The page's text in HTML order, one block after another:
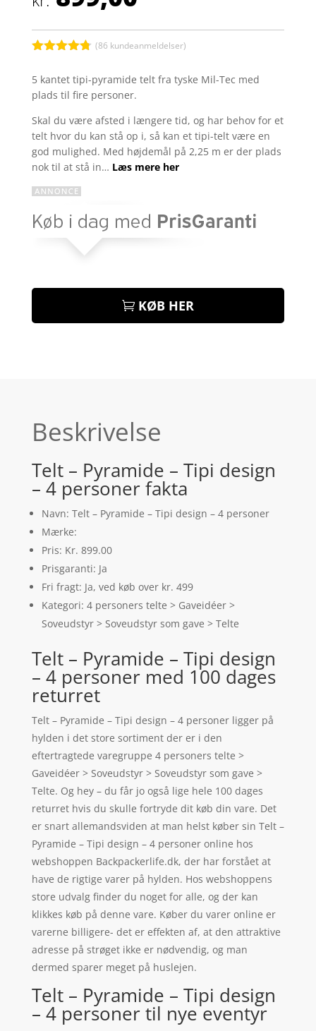
ud af 5
baseret på
mmelser
(86 kundeanmeldelser)
5 kantet tipi-pyramide telt fra tyske Mil-Tec med
plads til fire personer.
Skal du være afsted i længere tid, og har behov for et
telt hvor du kan stå op i, så kan et tipi-telt være en
god mulighed. Med højdemål på 2,25 m er der plads
nok til at stå in… Læs mere her
KØB HER
Beskrivelse
Telt – Pyramide – Tipi design
– 4 personer fakta
Navn: Telt – Pyramide – Tipi design – 4 personer
Mærke:
Pris: Kr. 899.00
Prisgaranti: Ja
Fri fragt: Ja, ved køb over kr. 499
Kategori: 4 personers telte > Gaveidéer >
Soveudstyr > Soveudstyr som gave > Telte
Telt – Pyramide – Tipi design
– 4 personer med 100 dages
returret
Telt – Pyramide – Tipi design – 4 personer ligger på
hylden i det store sortiment der er i den
eftertragtede varegruppe 4 personers telte >
Gaveidéer > Soveudstyr > Soveudstyr som gave >
Telte. Og hey – du får jo også lige hele 100 dages
returret hvis du skulle fortryde dit køb din vare. Det
er snart allemandsviden at man helst køber sin Telt –
Pyramide – Tipi design – 4 personer online hos
webshoppen Backpackerlife.dk, der har forstået at
have de rigtige varer på hylden. Hos webshoppens
store udvalg finder du noget for alle, og der kan
klikkes køb på denne vare. Køber du varer online er
varerne billigere- det er effekten af, at den attraktive
adresse på strøget ikke er nødvendig, og man
dermed sparer meget på huslejen.
Telt – Pyramide – Tipi design
– 4 personer til nye eventyr